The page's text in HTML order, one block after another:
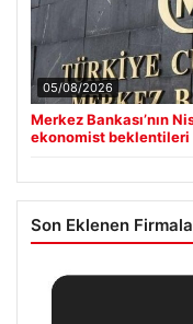
05/08/2026
Merkez Bankası’nın
ekonomist beklentileri
Son Eklenen